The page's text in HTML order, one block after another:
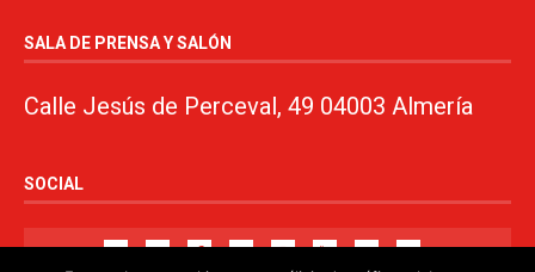
SALA DE PRENSA Y SALÓN
Calle Jesús de Perceval, 49 04003 Almería
SOCIAL